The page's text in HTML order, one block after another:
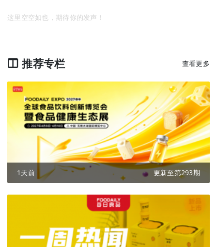
这里空空如也，期待你的发声！
推荐专栏 查看更多
1天前 更新至第293期